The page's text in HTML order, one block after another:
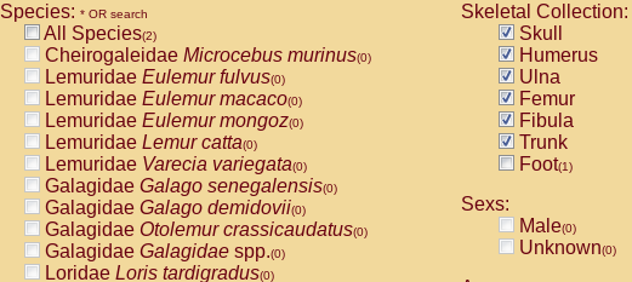
Species: * OR search
All Species(2)
Cheirogaleidae Microcebus murinus(0)
Lemuridae Eulemur fulvus(0)
Lemuridae Eulemur macaco(0)
Lemuridae Eulemur mongoz(0)
Lemuridae Lemur catta(0)
Lemuridae Varecia variegata(0)
Galagidae Galago senegalensis(0)
Galagidae Galago demidovii(0)
Galagidae Otolemur crassicaudatus(0)
Galagidae Galagidae spp.(0)
Loridae Loris tardigradus(0)
Skeletal Collection:
Skull
Humerus
Ulna
Femur
Fibula
Trunk
Foot(1)
Sexs:
Male(0)
Unknown(0)